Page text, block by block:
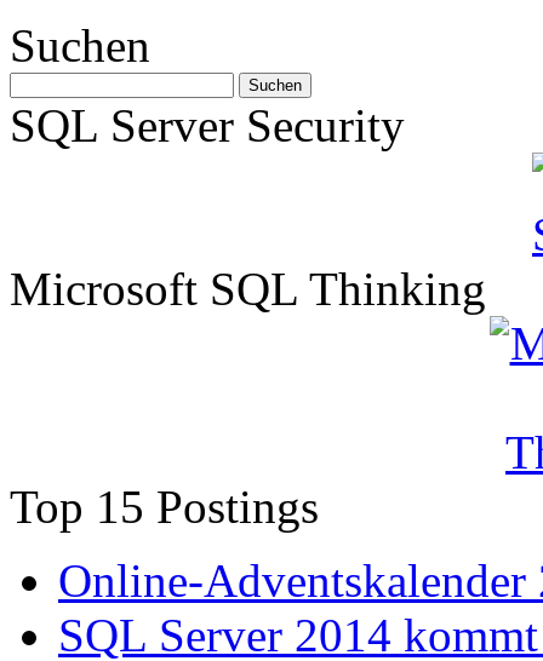
Suchen
SQL Server Security
Microsoft SQL Thinking
Top 15 Postings
Online-Adventskalender
SQL Server 2014